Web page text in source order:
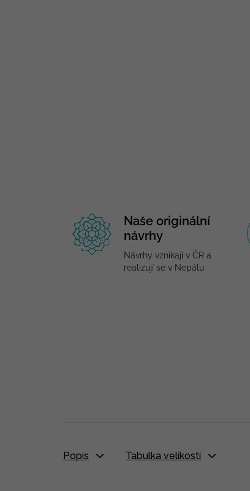
Naše originální
návrhy
Návrhy vznikají v ČR a
realizují se v Nepálu
Popis Tabulka velikostí